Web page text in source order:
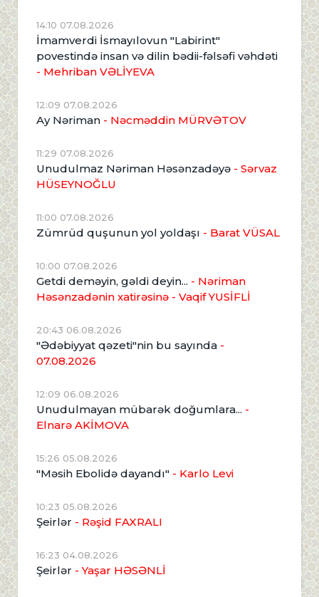
14:10 07.08.2026
İmamverdi İsmayılovun "Labirint"
povestində insan və dilin bədii-fəlsəfi vəhdəti
- Mehriban VƏLİYEVA
12:09 07.08.2026
Ay Nəriman - Nəcməddin MÜRVƏTOV
11:29 07.08.2026
Unudulmaz Nəriman Həsənzadəyə - Sərvaz
HÜSEYNOĞLU
11:00 07.08.2026
Zümrüd quşunun yol yoldaşı - Barat VÜSAL
10:00 07.08.2026
Getdi deməyin, gəldi deyin... - Nəriman
Həsənzadənin xatirəsinə - Vaqif YUSİFLİ
20:43 06.08.2026
"Ədəbiyyat qəzeti"nin bu sayında -
07.08.2026
12:09 06.08.2026
Unudulmayan mübarək doğumlara... -
Elnarə AKİMOVA
15:26 05.08.2026
"Məsih Ebolidə dayandı" - Karlo Levi
10:23 05.08.2026
Şeirlər - Rəşid FAXRALI
16:23 04.08.2026
Şeirlər - Yaşar HƏSƏNLİ